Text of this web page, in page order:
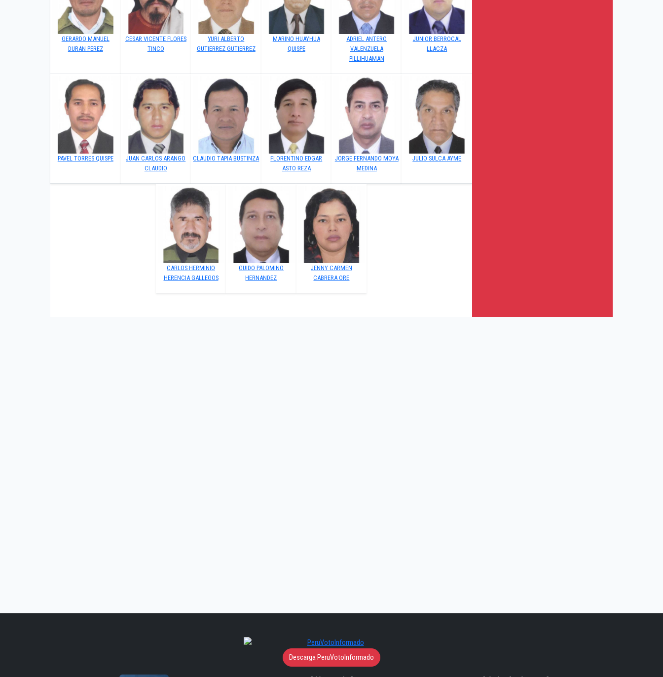
GERARDO MANUEL
DURAN PEREZ
CESAR VICENTE FLORES
TINCO
YURI ALBERTO
GUTIERREZ GUTIERREZ
MARINO HUAYHUA
QUISPE
ADRIEL ANTERO
VALENZUELA
PILLIHUAMAN
JUNIOR BERROCAL
LLACZA
PAVEL TORRES QUISPE
JUAN CARLOS ARANGO
CLAUDIO
CLAUDIO TAPIA BUSTINZA
FLORENTINO EDGAR
ASTO REZA
JORGE FERNANDO MOYA
MEDINA
JULIO SULCA AYME
CARLOS HERMINIO
HERENCIA GALLEGOS
GUIDO PALOMINO
HERNANDEZ
JENNY CARMEN
CABRERA ORE
Descarga PeruVotoInformado